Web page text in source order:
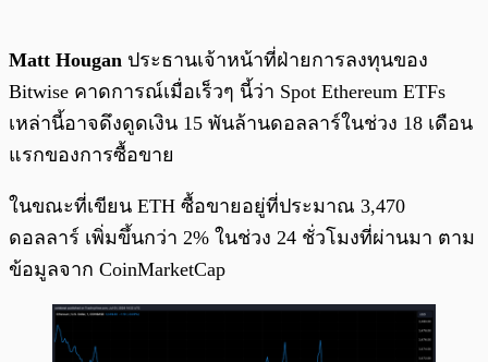
Matt Hougan ประธานเจ้าหน้าที่ฝ่ายการลงทุนของ
Bitwise คาดการณ์เมื่อเร็วๆ นี้ว่า Spot Ethereum ETFs
เหล่านี้อาจดึงดูดเงิน 15 พันล้านดอลลาร์ในช่วง 18 เดือน
แรกของการซื้อขาย
ในขณะที่เขียน ETH ซื้อขายอยู่ที่ประมาณ 3,470
ดอลลาร์ เพิ่มขึ้นกว่า 2% ในช่วง 24 ชั่วโมงที่ผ่านมา ตาม
ข้อมูลจาก CoinMarketCap